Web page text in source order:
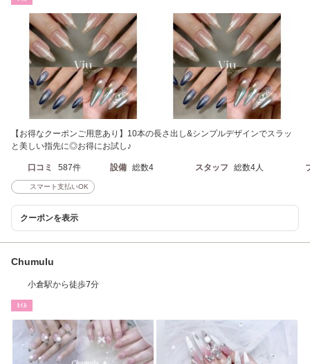
【お得なクーポンご用意あり】10本の長さ出し&シンプルデザインでスラッ
と美しい指先に◎お得にお試し♪
口コミ 587件 設備 総数4 スタッフ 総数4人
スマート支払いOK
クーポンを表示
Chumulu
小倉駅から徒歩7分
ﾈｲﾙ